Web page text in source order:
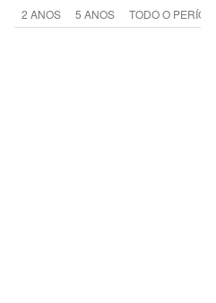
2 ANOS 5 ANOS TODO O PERÍODO